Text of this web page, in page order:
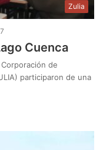
Zulia
Cuenca
de
participaron de una